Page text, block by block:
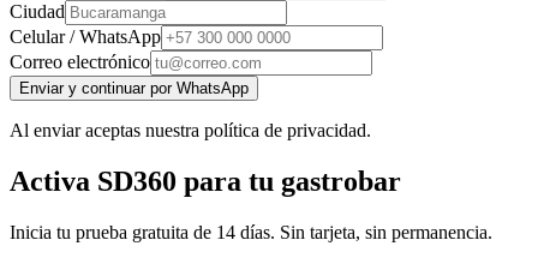
Ciudad
Celular / WhatsApp
Correo electrónico
Enviar y continuar por WhatsApp
Al enviar aceptas nuestra política de privacidad.
Activa SD360 para tu gastrobar
Inicia tu prueba gratuita de 14 días. Sin tarjeta, sin permanencia.